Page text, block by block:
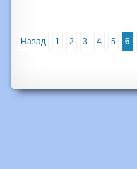
Назад 1 2 3 4 5 6